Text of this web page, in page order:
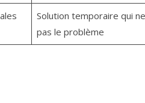
Solution temporaire qui
pas le problème